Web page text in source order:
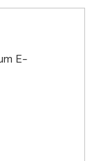
Systeme,
angezeigt
wie
Viewer
E-